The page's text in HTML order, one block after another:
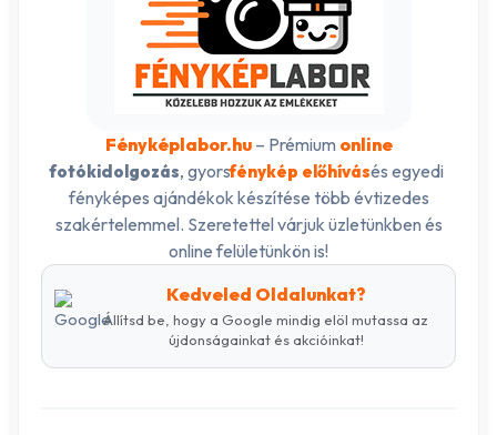
Fényképlabor.hu– Prémium online
fotókidolgozás, gyorsfénykép előhívásés egyedi
fényképes ajándékok készítése több évtizedes
szakértelemmel. Szeretettel várjuk üzletünkben és
online felületünkön is!
Kedveled Oldalunkat?
Állítsd be, hogy a Google mindig elöl mutassa az
újdonságainkat és akcióinkat!